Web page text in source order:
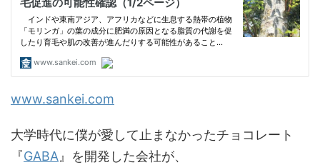
www.sankei.com
大学時代に僕が愛して止まなかったチョコレート
『GABA 』を開発した会社が、